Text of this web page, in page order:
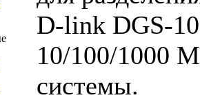
D-link DGS-
10/100/1000
системы.